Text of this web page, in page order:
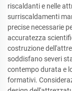
riscaldanti e nelle
surriscaldamenti
precise necessarie
accuratezza
costruzione
soddisfano severi
contempo durata e
formativi.